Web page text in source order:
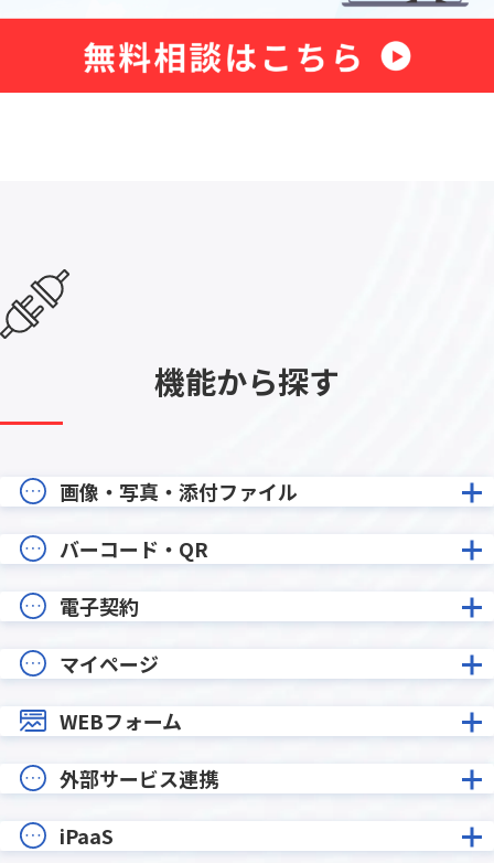
機能から探す
画像・写真・添付ファイル
バーコード・QR
電子契約
マイページ
WEBフォーム
外部サービス連携
iPaaS